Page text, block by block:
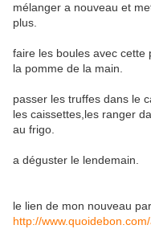
mélanger a nouveau et
plus.
faire les boules avec cette
la pomme de la main.
passer les truffes dans le
les caissettes,les ranger
au frigo.
a déguster le lendemain.
le lien de mon nouveau
http://